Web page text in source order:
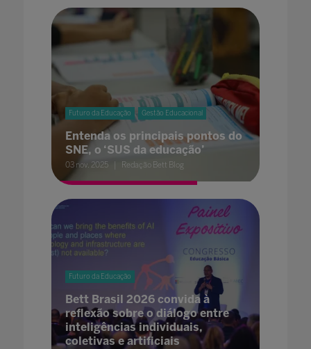
Futuro da Educação Gestão Educacional
Entenda os principais pontos do
SNE, o ‘SUS da educação’
03 nov. 2025 Redação Bett Blog
Futuro da Educação
Bett Brasil 2026 convida à
reflexão sobre o diálogo entre
inteligências individuais,
coletivas e artificiais